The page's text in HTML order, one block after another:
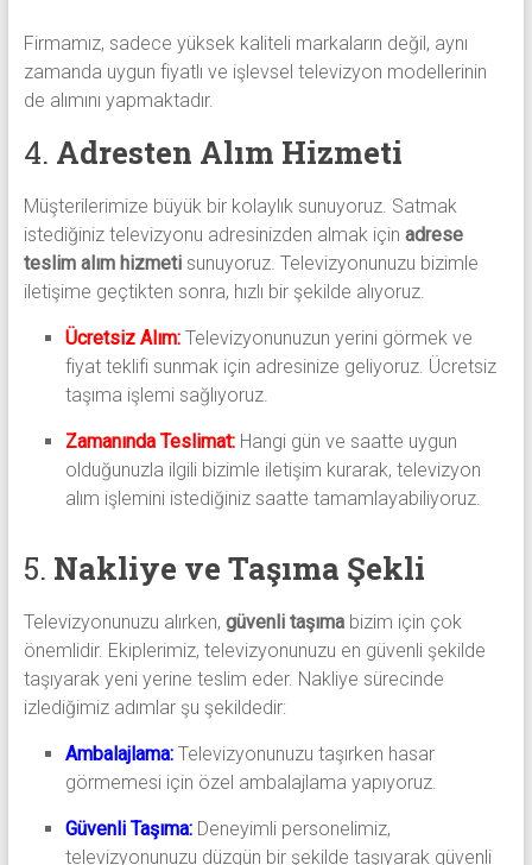
Firmamız, sadece yüksek kaliteli markaların değil, aynı
zamanda uygun fiyatlı ve işlevsel televizyon modellerinin
de alımını yapmaktadır.
4. Adresten Alım Hizmeti
Müşterilerimize büyük bir kolaylık sunuyoruz. Satmak
istediğiniz televizyonu adresinizden almak için adrese
teslim alım hizmetisunuyoruz. Televizyonunuzu bizimle
iletişime geçtikten sonra, hızlı bir şekilde alıyoruz.
Ücretsiz Alım:Televizyonunuzun yerini görmek ve
fiyat teklifi sunmak için adresinize geliyoruz. Ücretsiz
taşıma işlemi sağlıyoruz.
Zamanında Teslimat:Hangi gün ve saatte uygun
olduğunuzla ilgili bizimle iletişim kurarak, televizyon
alım işlemini istediğiniz saatte tamamlayabiliyoruz.
5. Nakliye ve Taşıma Şekli
Televizyonunuzu alırken, güvenli taşımabizim için çok
önemlidir. Ekiplerimiz, televizyonunuzu en güvenli şekilde
taşıyarak yeni yerine teslim eder. Nakliye sürecinde
izlediğimiz adımlar şu şekildedir:
Ambalajlama:Televizyonunuzu taşırken hasar
görmemesi için özel ambalajlama yapıyoruz.
Güvenli Taşıma:Deneyimli personelimiz,
televizyonunuzu düzgün bir şekilde taşıyarak güvenli